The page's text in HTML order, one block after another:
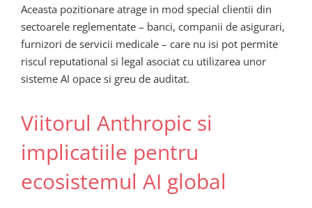
Aceasta pozitionare atrage in mod special clientii din
sectoarele reglementate – banci, companii de asigurari,
furnizori de servicii medicale – care nu isi pot permite
riscul reputational si legal asociat cu utilizarea unor
sisteme AI opace si greu de auditat.
Viitorul Anthropic si
implicatiile pentru
ecosistemul AI global